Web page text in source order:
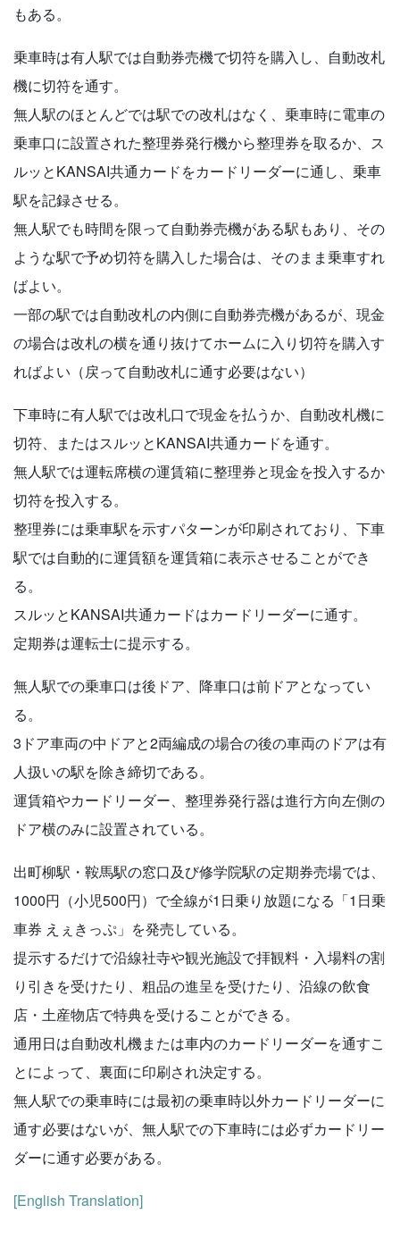
もある。
乗車時は有人駅では自動券売機で切符を購入し、自動改札
機に切符を通す。
無人駅のほとんどでは駅での改札はなく、乗車時に電車の
乗車口に設置された整理券発行機から整理券を取るか、ス
ルッとKANSAI共通カードをカードリーダーに通し、乗車
駅を記録させる。
無人駅でも時間を限って自動券売機がある駅もあり、その
ような駅で予め切符を購入した場合は、そのまま乗車すれ
ばよい。
一部の駅では自動改札の内側に自動券売機があるが、現金
の場合は改札の横を通り抜けてホームに入り切符を購入す
ればよい（戻って自動改札に通す必要はない）
下車時に有人駅では改札口で現金を払うか、自動改札機に
切符、またはスルッとKANSAI共通カードを通す。
無人駅では運転席横の運賃箱に整理券と現金を投入するか
切符を投入する。
整理券には乗車駅を示すパターンが印刷されており、下車
駅では自動的に運賃額を運賃箱に表示させることができ
る。
スルッとKANSAI共通カードはカードリーダーに通す。
定期券は運転士に提示する。
無人駅での乗車口は後ドア、降車口は前ドアとなってい
る。
3ドア車両の中ドアと2両編成の場合の後の車両のドアは有
人扱いの駅を除き締切である。
運賃箱やカードリーダー、整理券発行器は進行方向左側の
ドア横のみに設置されている。
出町柳駅・鞍馬駅の窓口及び修学院駅の定期券売場では、
1000円（小児500円）で全線が1日乗り放題になる「1日乗
車券 えぇきっぷ」を発売している。
提示するだけで沿線社寺や観光施設で拝観料・入場料の割
り引きを受けたり、粗品の進呈を受けたり、沿線の飲食
店・土産物店で特典を受けることができる。
通用日は自動改札機または車内のカードリーダーを通すこ
とによって、裏面に印刷され決定する。
無人駅での乗車時には最初の乗車時以外カードリーダーに
通す必要はないが、無人駅での下車時には必ずカードリー
ダーに通す必要がある。
[English Translation]